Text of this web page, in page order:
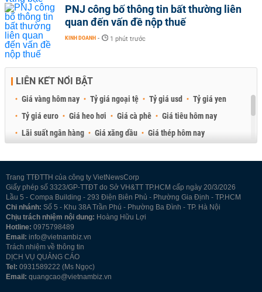
PNJ công bố thông tin bất thường liên
quan đến vấn đề nộp thuế
KINH DOANH - 1 phút trước
LIÊN KẾT NỔI BẬT
Giá vàng hôm nay Tỷ giá ngoại tệ Tỷ giá usd
Tỷ giá yen
Tỷ giá euro
Giá heo hơi Giá cà phê
Giá tiêu hôm nay
Lãi suất ngân hàng
Giá xăng dầu
Giá thép hôm nay
Trang TTĐTTH của công ty VietNewsCorp
Giấy phép số 3323/GP-TTĐT do Sở VH&TT TP.HCM cấp ngày 20/3/2026
Lầu 5 - Compa Building - 293 Điện Biên Phủ - Phường Gia Định - TP.HCM
Chi nhánh: Số 5 - Khu 38A Trần Phú - Phường Ba Đình - TP. Hà Nội
Chịu trách nhiệm nội dung: Hoàng Hữu Lợi
Hotline: 0975798489
Email: info@vietnambiz.vn
Trách nhiệm về thông tin
DỊCH VỤ QUẢNG CÁO
Tel: 0931589222 (Ms Ngọc)
Email: quangcao@vietnambiz.vn